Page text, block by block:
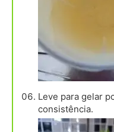
Leve para gelar
consistência.